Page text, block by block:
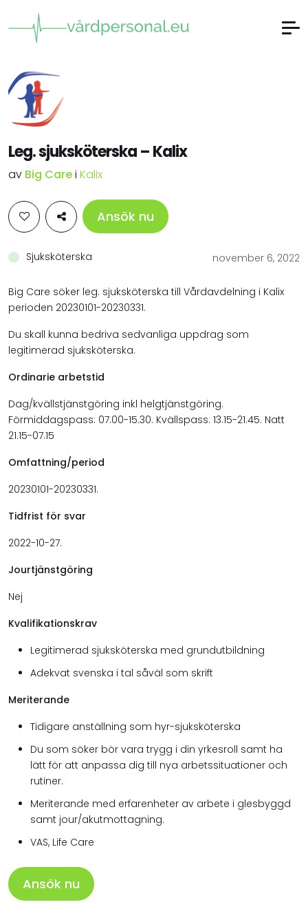
Leg. sjuksköterska – Kalix
av Big Carei Kalix
Ansök nu
Sjuksköterska november 6, 2022
Big Care söker leg. sjuksköterska till Vårdavdelning i Kalix
perioden 20230101-20230331.
Du skall kunna bedriva sedvanliga uppdrag som
legitimerad sjuksköterska.
Ordinarie arbetstid
Dag/kvällstjänstgöring inkl helgtjänstgöring.
Förmiddagspass: 07.00-15.30. Kvällspass: 13.15-21.45. Natt
21.15-07.15
Omfattning/period
20230101-20230331.
Tidfrist för svar
2022-10-27.
Jourtjänstgöring
Nej
Kvalifikationskrav
Legitimerad sjuksköterska med grundutbildning
Adekvat svenska i tal såväl som skrift
Meriterande
Tidigare anställning som hyr-sjuksköterska
Du som söker bör vara trygg i din yrkesroll samt ha
lätt för att anpassa dig till nya arbetssituationer och
rutiner.
Meriterande med erfarenheter av arbete i glesbyggd
samt jour/akutmottagning.
VAS, Life Care
Ansök nu